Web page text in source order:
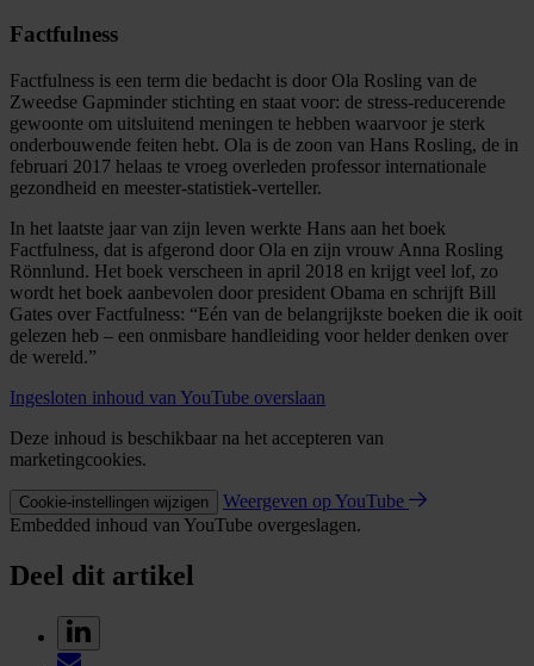
Factfulness
Factfulness is een term die bedacht is door Ola Rosling van de
Zweedse Gapminder stichting en staat voor: de stress-reducerende
gewoonte om uitsluitend meningen te hebben waarvoor je sterk
onderbouwende feiten hebt. Ola is de zoon van Hans Rosling, de in
februari 2017 helaas te vroeg overleden professor internationale
gezondheid en meester-statistiek-verteller.
In het laatste jaar van zijn leven werkte Hans aan het boek
Factfulness, dat is afgerond door Ola en zijn vrouw Anna Rosling
Rönnlund. Het boek verscheen in april 2018 en krijgt veel lof, zo
wordt het boek aanbevolen door president Obama en schrijft Bill
Gates over Factfulness: “Eén van de belangrijkste boeken die ik ooit
gelezen heb – een onmisbare handleiding voor helder denken over
de wereld.”
Ingesloten inhoud van YouTube overslaan
Deze inhoud is beschikbaar na het accepteren van
marketingcookies.
Cookie-instellingen wijzigen
Weergeven op YouTube
Embedded inhoud van YouTube overgeslagen.
Deel dit artikel